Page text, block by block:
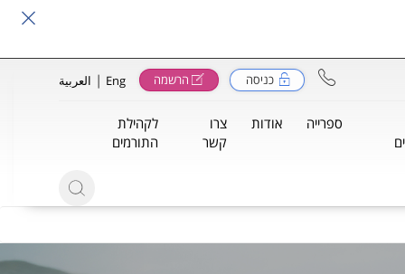
כניסה הרשמה Eng
| العربية
ספרייה אודות
צרו
קשר
לקהילת
התורמים